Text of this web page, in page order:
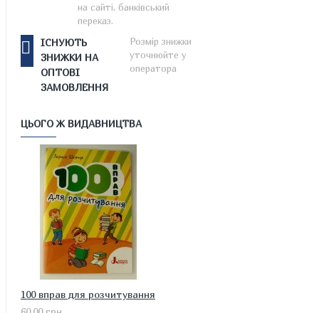
на сайті, банківський
переказ.
ІСНУЮТЬ
ЗНИЖКИ НА
ОПТОВІ
ЗАМОВЛЕННЯ
Розмір знижки
уточнюйте у
оператора
ЦЬОГО Ж ВИДАВНИЦТВА
100 вправ для розчитування